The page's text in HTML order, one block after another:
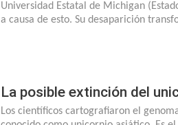
Universidad Estatal de Michigan
a causa de esto. Su desaparición
La posible extinción del
Los científicos cartografiaron el